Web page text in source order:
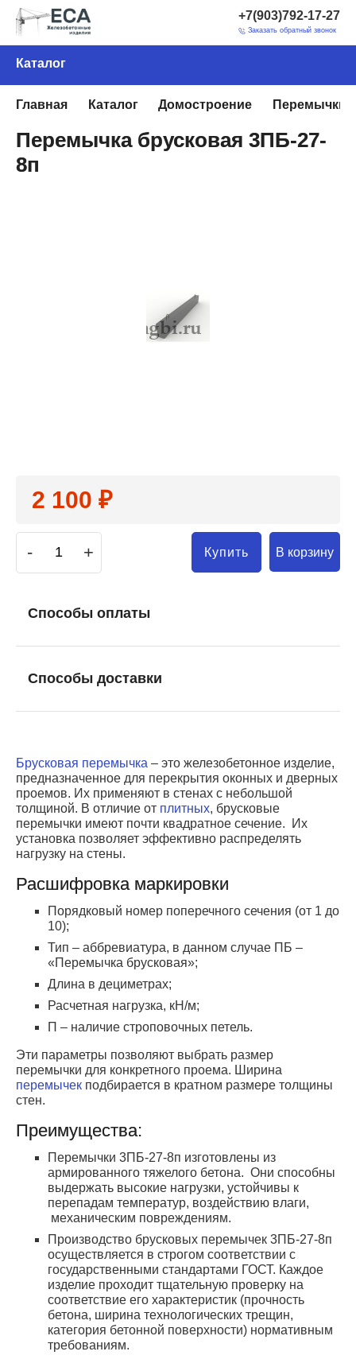
+7(903)792-17-27
Заказать обратный звонок
Каталог
Главная Каталог Домостроение Перемычки
Перемычка брусковая 3ПБ-27-
8п
2 100 ₽
- + Купить В корзину
Способы оплаты
Способы доставки
Брусковая перемычка – это железобетонное изделие,
предназначенное для перекрытия оконных и дверных
проемов. Их применяют в стенах с небольшой
толщиной. В отличие от плитных, брусковые
перемычки имеют почти квадратное сечение. Их
установка позволяет эффективно распределять
нагрузку на стены.
Расшифровка маркировки
Порядковый номер поперечного сечения (от 1 до
10);
Тип – аббревиатура, в данном случае ПБ –
«Перемычка брусковая»;
Длина в дециметрах;
Расчетная нагрузка, кН/м;
П – наличие строповочных петель.
Эти параметры позволяют выбрать размер
перемычки для конкретного проема. Ширина
перемычек подбирается в кратном размере толщины
стен.
Преимущества:
Перемычки 3ПБ-27-8п изготовлены из
армированного тяжелого бетона. Они способны
выдержать высокие нагрузки, устойчивы к
перепадам температур, воздействию влаги,
механическим повреждениям.
Производство брусковых перемычек 3ПБ-27-8п
осуществляется в строгом соответствии с
государственными стандартами ГОСТ. Каждое
изделие проходит тщательную проверку на
соответствие его характеристик (прочность
бетона, ширина технологических трещин,
категория бетонной поверхности) нормативным
требованиям.